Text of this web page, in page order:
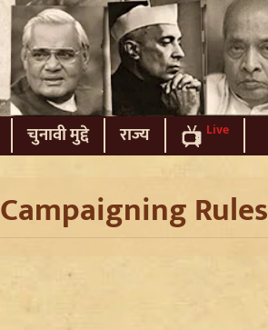
चुनावी मुद्दे राज्य Live
Campaigning Rules